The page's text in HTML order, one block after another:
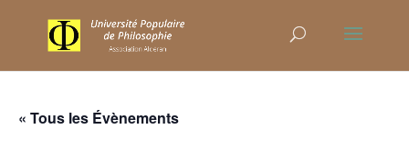
« Tous les Évènements